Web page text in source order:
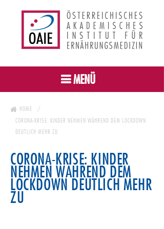
MENÜ
HOME
CORONA-KRISE: KINDER NEHMEN WÄHREND DEM LOCKDOWN
DEUTLICH MEHR ZU
CORONA-KRISE: KINDER
NEHMEN WÄHREND DEM
LOCKDOWN DEUTLICH MEHR
ZU